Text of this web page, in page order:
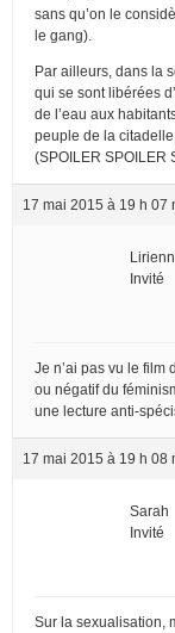
sans qu’on le
le gang).
Par ailleurs, dans la
qui se sont libérées
de l’eau aux
peuple de la
(SPOILER SPOILER
17 mai 2015 à 19 h 07
Invité
Je n’ai pas vu le film
ou négatif du
une lecture anti-
17 mai 2015 à 19 h 08
Sarah
Invité
Sur la sexualisation,